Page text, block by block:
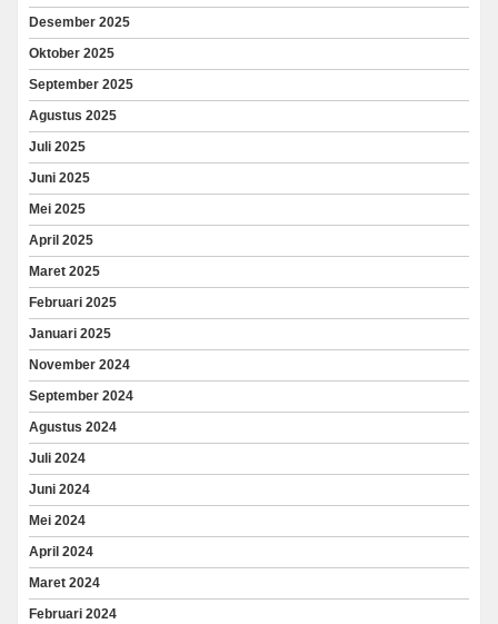
Desember 2025
Oktober 2025
September 2025
Agustus 2025
Juli 2025
Juni 2025
Mei 2025
April 2025
Maret 2025
Februari 2025
Januari 2025
November 2024
September 2024
Agustus 2024
Juli 2024
Juni 2024
Mei 2024
April 2024
Maret 2024
Februari 2024